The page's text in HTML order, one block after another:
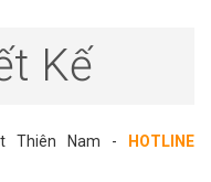
Kế
Thiên Nam -
HOTLINE